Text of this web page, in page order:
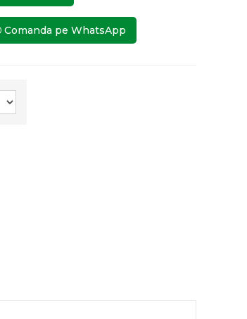
Comanda pe WhatsApp